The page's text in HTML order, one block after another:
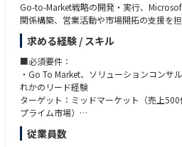
・デリバリー・クライアント対応
エグゼクティブレベルでのクライアント
プロジェクトの成功事例の創出と展開
デリバリーリードとの連携による課題解
・組織・人材開発
人材配置・育成戦略の立案と実行
オフショアチームとの連携による最適な
マネージドサービスの拡大と長期的なク
Go-to-Market戦略の開発・実行、
関係構築、営業活動や市場開拓の支援を
機能・日本市場・各ソリューションチー
トニーズに応える一貫性・スケーラビリ
ソリューションエリアについて：
Cloud&AI Platforms/AI Business
https://www.avanade.com/ja-jp/
Go-to-Market戦略とソリューション開発
求める経験 / スキル
■必須要件：
・Go To Market、ソリューションコンサ
れかのリード経験
ターゲット：ミッドマーケット（売上
プライム市場）
・いずれかの技術知見（Cloud&AI
従業員数